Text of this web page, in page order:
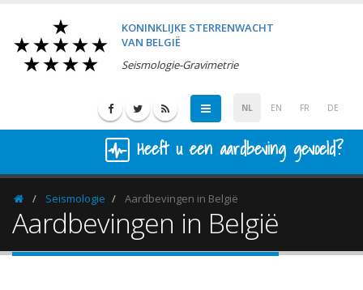
KONINKLIJKE STERRENWACHT
VAN BELGIË
Seismologie-Gravimetrie
NL EN FR DE
Heeft u een aardbeving gevoeld?
HomepageSeismologie Aardbevingen in België
Aardbevingen in België